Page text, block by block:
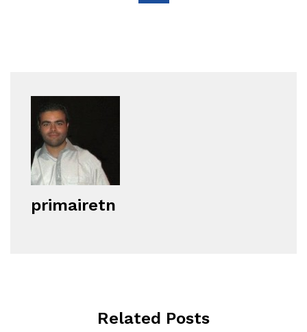
primairetn
Related Posts